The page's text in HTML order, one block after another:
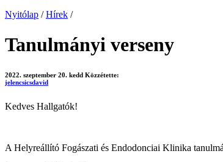
Nyitólap / Hírek /
Tanulmányi verseny
2022. szeptember 20. kedd Közzétette:
jelencsicsdavid
Kedves Hallgatók!
A Helyreállító Fogászati és Endodonciai Klinika